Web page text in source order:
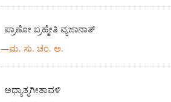
ಪ್ರಾಣೋ ಬ್ರಹ್ಮೇತಿ ವ್ಯಜಾನಾತ್
—ಮ. ಸು. ಚಂ. ಅ.
ಅಧ್ಯಾತ್ಮಗೀತಾವಳಿ